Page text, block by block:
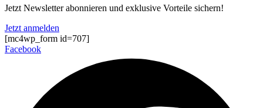
Jetzt Newsletter abonnieren und exklusive Vorteile sichern!
Jetzt anmelden
[mc4wp_form id=707]
Facebook